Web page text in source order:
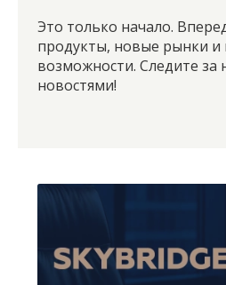
Это только начало.
продукты, новые рынки и
возможности. Следите
новостями!